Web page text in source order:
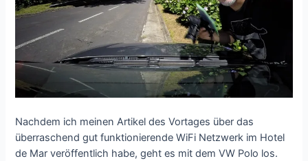
Nachdem ich meinen Artikel des Vortages über das
überraschend gut funktionierende WiFi Netzwerk im Hotel
de Mar veröffentlich habe, geht es mit dem VW Polo los.